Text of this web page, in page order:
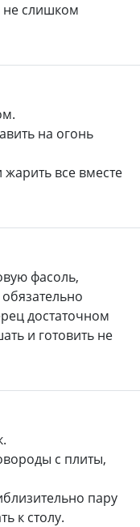
не слишком
на огонь
все вместе
фасоль,
достаточном
и готовить не
с плиты,
пару
к столу.